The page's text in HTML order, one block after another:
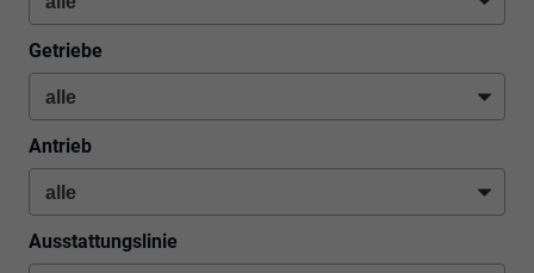
Getriebe
Antrieb
Ausstattungslinie